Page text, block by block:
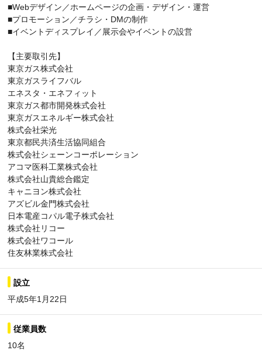
■Webデザイン／ホームページの企画・デザイン・運営
■プロモーション／チラシ・DMの制作
■イベントディスプレイ／展示会やイベントの設営
【主要取引先】
東京ガス株式会社
東京ガスライフバル
エネスタ・エネフィット
東京ガス都市開発株式会社
東京ガスエネルギー株式会社
株式会社栄光
東京都民共済生活協同組合
株式会社シェーンコーポレーション
アコマ医科工業株式会社
株式会社山貴総合鑑定
キャニヨン株式会社
アズビル金門株式会社
日本電産コパル電子株式会社
株式会社リコー
株式会社ワコール
住友林業株式会社
設立
平成5年1月22日
従業員数
10名